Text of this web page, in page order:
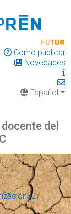
Como publicar
Novedades
Español
del
327